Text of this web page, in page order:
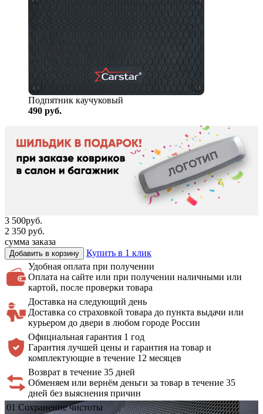
Подпятник каучуковый
490 руб.
3 500руб.
2 350 руб.
сумма заказа
Добавить в корзину
Купить в 1 клик
Удобная оплата при получении
Оплата на сайте или при получении наличными или
картой, после проверки товара
Доставка на следующий день
Доставка со страховкой товара до пункта выдачи или
курьером до двери в любом городе России
Официальная гарантия 1 год
Гарантия лучшей цены и гарантия на товар и
комплектующие в течение 12 месяцев
Возврат в течение 35 дней
Обменяем или вернём деньги за товар в течение 35
дней без выяснения причин
01 Сохранение чистоты